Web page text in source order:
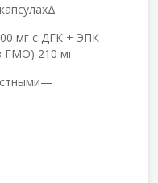
мг с ДГК + ЭПК
ГМО) 210 мг